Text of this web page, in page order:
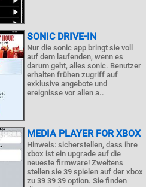
SONIC DRIVE-IN
Nur die sonic app bringt sie voll
auf dem laufenden, wenn es
darum geht, alles sonic. Benutzer
erhalten frühen zugriff auf
exklusive angebote und
ereignisse vor allen a..
MEDIA PLAYER FOR XBOX
Hinweis: sicherstellen, dass ihre
xbox ist ein upgrade auf die
neueste firmware! Zweitens
stellen sie 39 spielen auf der xbox
zu 39 39 39 option. Sie finden